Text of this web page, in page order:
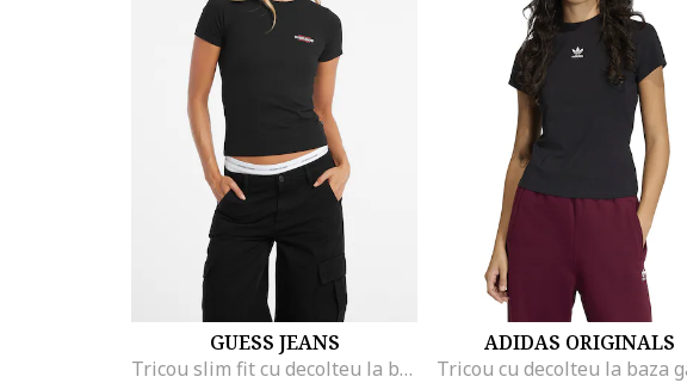
GUESS JEANS
Tricou slim fit cu decolteu la baza gatului, Alb/Negru/Rosu stins
ADIDAS ORIGINALS